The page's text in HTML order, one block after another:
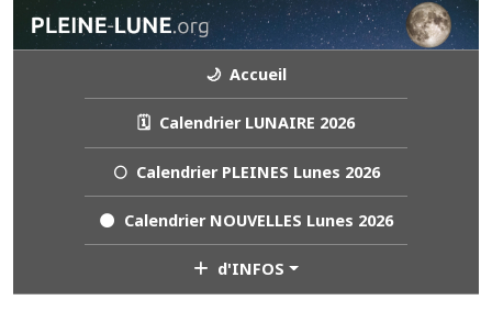
🌙 Accueil
🗓️ Calendrier LUNAIRE 2026
🌕 Calendrier PLEINES Lunes 2026
🌑 Calendrier NOUVELLES Lunes 2026
d'INFOS